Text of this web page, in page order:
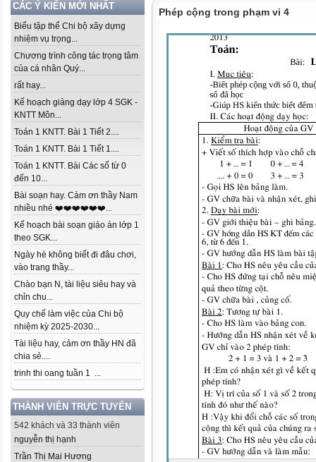
CÁC Ý KIẾN MỚI NHẤT
Biểu tập thể Chi bộ xây dựng
nhiệm vụ trọng...
Chương trình công tác trọng tâm
của cá nhân Quý...
rất hay...
Kế hoạch giảng dạy lớp 4 SGK -
KNTT Môn...
Toán 1 KNTT. Bài 1 Tiết 2....
Toán 1 KNTT. Bài 1 Tiết 1....
Toán 1 KNTT. Bài Các số từ 0
đến 10...
Bài soạn hay. Cảm ơn thầy Nam
nhiều nhé ❤️❤️❤️❤️❤️❤️...
Kế hoạch bài soạn giáo án lớp 1
theo SGK...
Ngày hè không biết đi đâu chơi,
vào trang thầy...
Chào bạn N, tài liệu siêu hay và
chỉn chu...
Quy chế làm việc của Chi bộ
nhiệm kỳ 2025-2030...
Tài liệu hay, cảm ơn thầy HN đã
chia sẻ....
trinh thi oang tuần 1 ...
THÀNH VIÊN TRỰC TUYẾN
542 khách và 33 thành viên
nguyễn thị hạnh
Trần Thị Mai Hương
Phép cộng trong phạm vi 4